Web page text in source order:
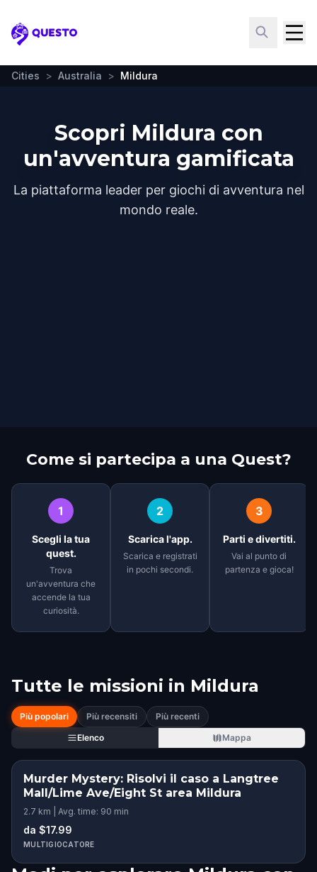
Questo
Cities > Australia > Mildura
Scopri Mildura con
un'avventura gamificata
La piattaforma leader per giochi di avventura nel
mondo reale.
Come si partecipa a una Quest?
1
Scegli la tua
quest.
Trova
un'avventura che
accende la tua
curiosità.
2
Scarica l'app.
Scarica e registrati
in pochi secondi.
3
Parti e divertiti.
Vai al punto di
partenza e gioca!
Tutte le missioni in Mildura
Più popolari Più recensiti
Più recenti
Elenco
Mappa
Murder Mystery: Risolvi il caso a Langtree
Mall/Lime Ave/Eight St area Mildura
2.7 km | Avg. time: 90 min
da $17.99
MULTIGIOCATORE